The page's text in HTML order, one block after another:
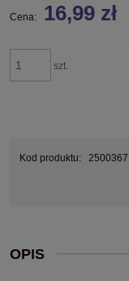
Cena: 16,99 zł
szt.
Kod produktu: 2500367
OPIS